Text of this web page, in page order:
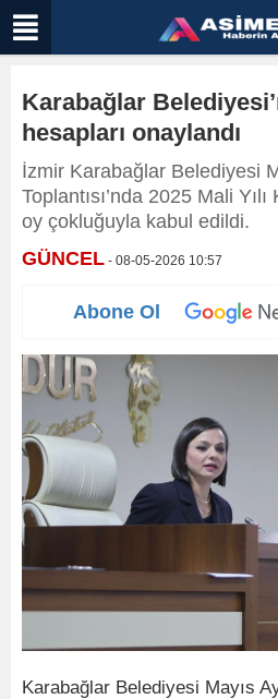
Karabağlar
hesapları onaylandı
İzmir Karabağlar Belediyesi
Toplantısı’nda 2025 Mali
oy çokluğuyla kabul edildi.
GÜNCEL - 08-05-2026 10:57
Abone Ol
Karabağlar Belediyesi Mayıs